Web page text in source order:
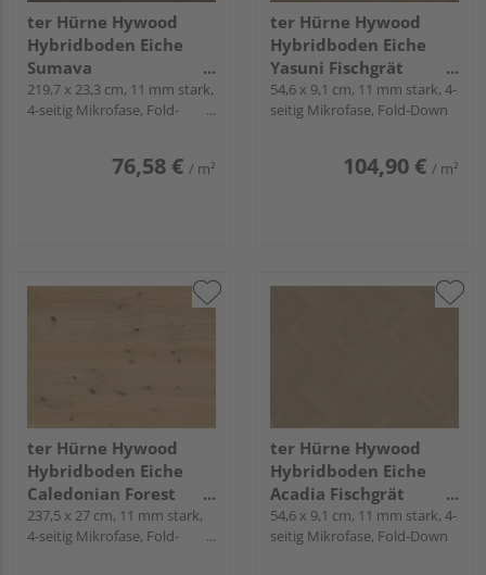
ter Hürne Hywood
Hybridboden Eiche
Sumava
Landhausdiele lackiert
extramatt natürlich -
219,7 x 23,3 cm, 11 mm stark,
4-seitig Mikrofase, Fold-
76,58 € / m²
ter Hürne Hywood
Hybridboden Eiche
Yasuni Fischgrät
natur-geölt extramatt
lebhaft - Herringbone
54,6 x 9,1 cm, 11 mm stark, 4-
seitig Mikrofase, Fold-Down
104,90 € / m²
ter Hürne Hywood
Hybridboden Eiche
Caledonian Forest
Landhausdiele natur-
geölt extramatt
237,5 x 27 cm, 11 mm stark,
4-seitig Mikrofase, Fold-
ter Hürne Hywood
Hybridboden Eiche
Acadia Fischgrät
natur-geölt extramatt
lebhaft - Herringbone
54,6 x 9,1 cm, 11 mm stark, 4-
seitig Mikrofase, Fold-Down